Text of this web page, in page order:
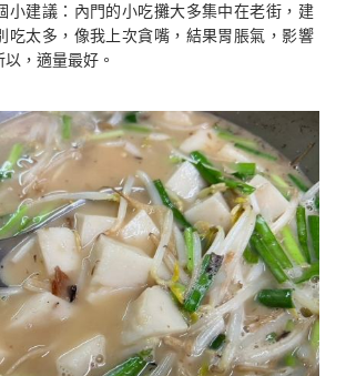
小建議：內門的小吃攤大多集中在老街，建
吃太多，像我上次貪嘴，結果胃脹氣，影響
，適量最好。